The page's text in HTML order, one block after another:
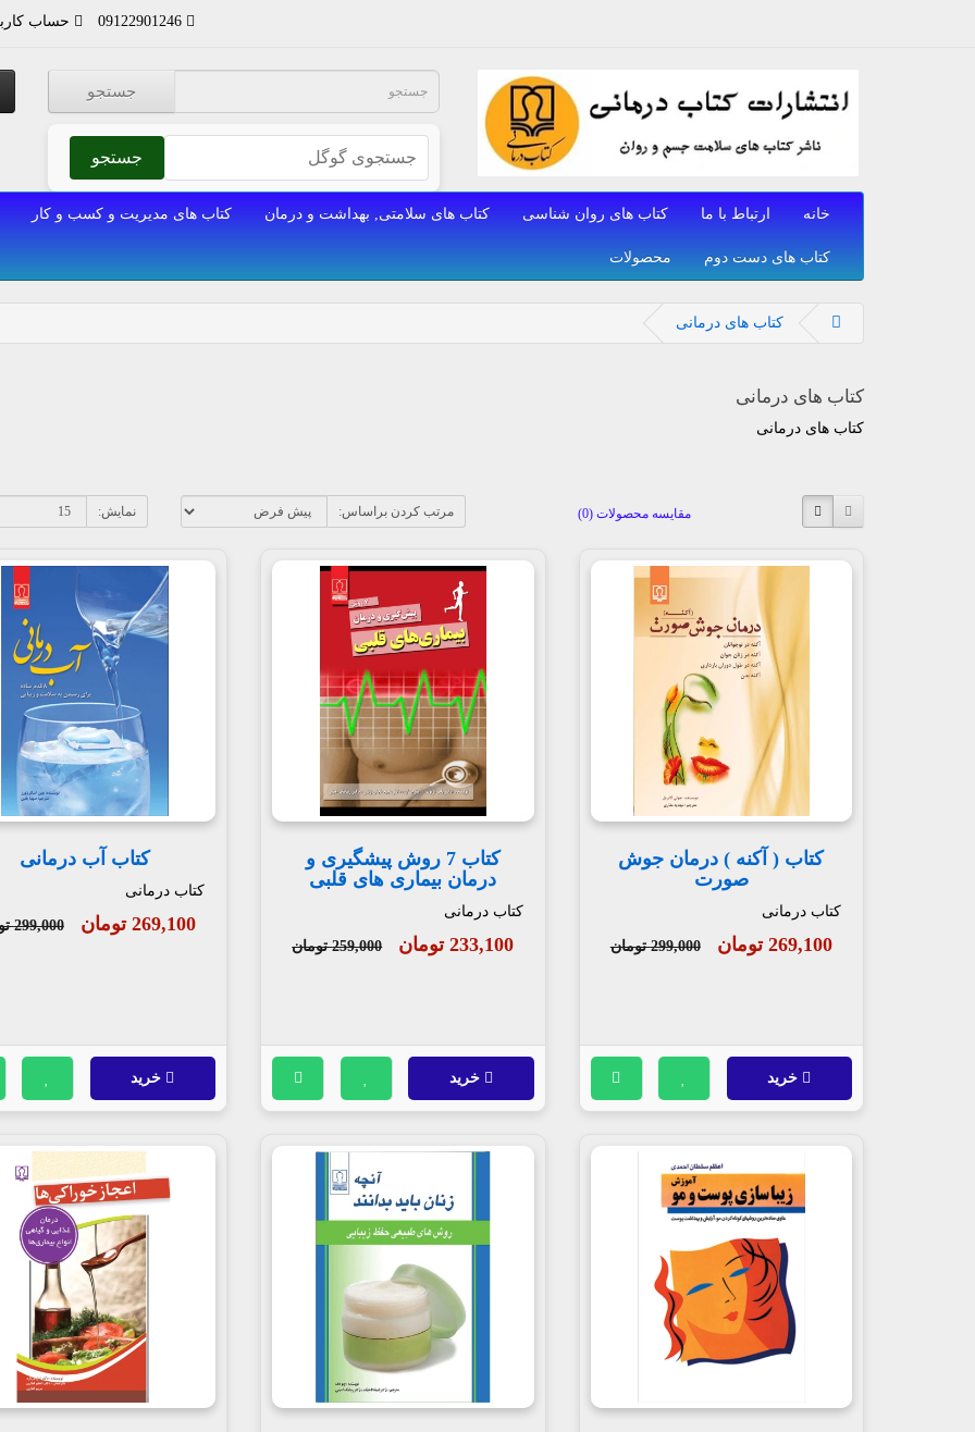
09122901246 حساب
جستجو
جستجو
خانه ارتباط با ما کتاب های روان شناسی کتاب های سلامتی, بهداشت و درمان کتاب های مدیریت و کسب و کار
کتاب های دست دوم محصولات
کتاب های درمانی
کتاب های درمانی
کتاب های درمانی
مقایسه محصولات (0) مرتب کردن براساس: نمایش:
کتاب ( آکنه ) درمان جوش
صورت
کتاب درمانی
269,100 تومان 299,000 تومان
خرید
کتاب 7 روش پیشگیری و
درمان بیماری های قلبی
کتاب درمانی
233,100 تومان 259,000 تومان
خرید
کتاب آب درمانی
کتاب درمانی
269,100 تومان 299,000 تومان
خرید